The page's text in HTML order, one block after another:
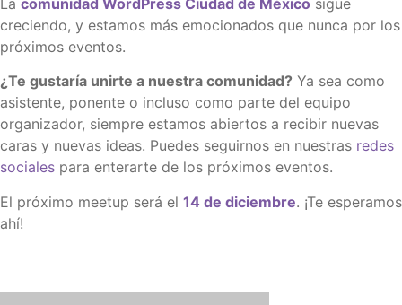
creciendo, y estamos más emocionados que nunca por los
próximos eventos.
¿Te gustaría unirte a nuestra comunidad? Ya sea como
asistente, ponente o incluso como parte del equipo
organizador, siempre estamos abiertos a recibir nuevas
caras y nuevas ideas. Puedes seguirnos en nuestras redes
sociales para enterarte de los próximos eventos.
El próximo meetup será el 14 de diciembre. ¡Te esperamos
ahí!